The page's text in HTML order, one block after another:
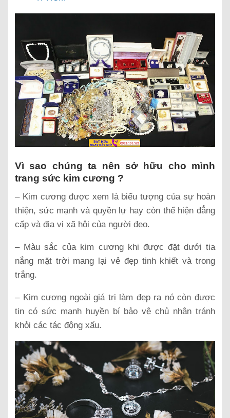
Vì sao chúng ta nên sở hữu cho mình
trang sức kim cương ?
– Kim cương được xem là biểu tượng của sự hoàn
thiện, sức mạnh và quyền lự hay còn thể hiện đẳng
cấp và địa vị xã hội của người đeo.
– Màu sắc của kim cương khi được đặt dưới tia
nắng mặt trời mang lại vẻ đẹp tinh khiết và trong
trắng.
– Kim cương ngoài giá trị làm đẹp ra nó còn được
tin có sức mạnh huyền bí bảo vệ chủ nhân tránh
khỏi các tác động xấu.